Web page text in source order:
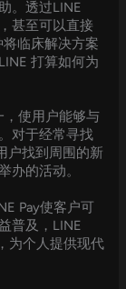
。透过LINE
甚至可以直接
临床解决方案
打算如何为
，使用户能够与
对于经常寻找
户找到周围的新
办的活动。
Pay使客户可
普及，LINE
为个人提供现代